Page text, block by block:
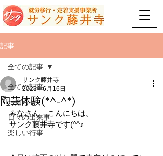
記事
全ての記事
お知らせ
日々の出来事
楽しい行事
全ての記事
陶芸体験(*^-^*)
サンク藤井寺
2023年6月16日
みなさん、こんにちは。
サンク藤井寺です(^^♪